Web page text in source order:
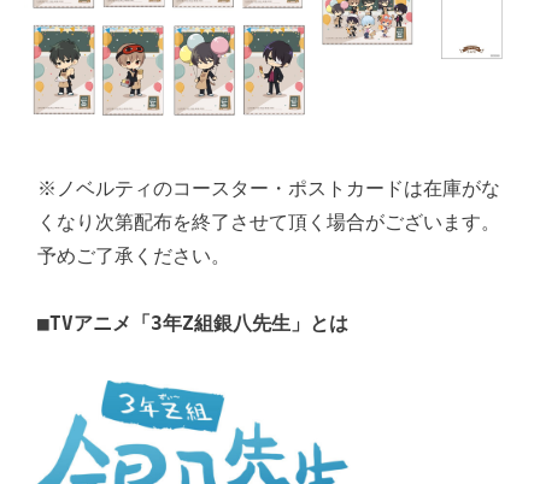
※ノベルティのコースター・ポストカードは在庫がな
くなり次第配布を終了させて頂く場合がございます。
予めご了承ください。
■TVアニメ「3年Z組銀八先生」とは